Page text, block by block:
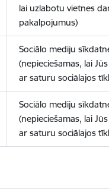
lai uzlabotu vietnes
pakalpojumus)
Sociālo mediju
(nepieciešamas, lai
ar saturu sociālajos
Sociālo mediju
(nepieciešamas, lai
ar saturu sociālajos